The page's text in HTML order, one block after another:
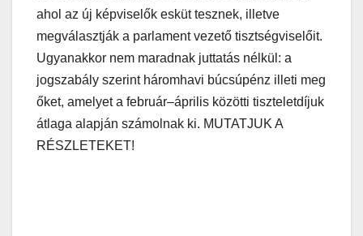
ahol az új képviselők esküt tesznek, illetve
megválasztják a parlament vezető tisztségviselőit.
Ugyanakkor nem maradnak juttatás nélkül: a
jogszabály szerint háromhavi búcsúpénz illeti meg
őket, amelyet a február–április közötti tiszteletdíjuk
átlaga alapján számolnak ki. MUTATJUK A
RÉSZLETEKET!